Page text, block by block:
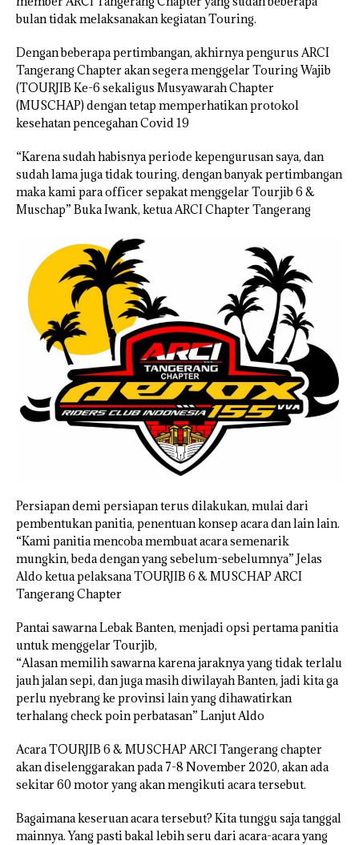
bulan tidak melaksanakan kegiatan Touring.
Dengan beberapa pertimbangan, akhirnya pengurus ARCI
Tangerang Chapter akan segera menggelar Touring Wajib
(TOURJIB Ke-6 sekaligus Musyawarah Chapter
(MUSCHAP) dengan tetap memperhatikan protokol
kesehatan pencegahan Covid 19
“Karena sudah habisnya periode kepengurusan saya, dan
sudah lama juga tidak touring, dengan banyak pertimbangan
maka kami para officer sepakat menggelar Tourjib 6 &
Muschap” Buka Iwank, ketua ARCI Chapter Tangerang
Persiapan demi persiapan terus dilakukan, mulai dari
pembentukan panitia, penentuan konsep acara dan lain lain.
“Kami panitia mencoba membuat acara semenarik
mungkin, beda dengan yang sebelum-sebelumnya” Jelas
Aldo ketua pelaksana TOURJIB 6 & MUSCHAP ARCI
Tangerang Chapter
Pantai sawarna Lebak Banten, menjadi opsi pertama panitia
untuk menggelar Tourjib,
“Alasan memilih sawarna karena jaraknya yang tidak terlalu
jauh jalan sepi, dan juga masih diwilayah Banten, jadi kita ga
perlu nyebrang ke provinsi lain yang dihawatirkan
terhalang check poin perbatasan” Lanjut Aldo
Acara TOURJIB 6 & MUSCHAP ARCI Tangerang chapter
akan diselenggarakan pada 7-8 November 2020, akan ada
sekitar 60 motor yang akan mengikuti acara tersebut.
Bagaimana keseruan acara tersebut? Kita tunggu saja tanggal
mainnya. Yang pasti bakal lebih seru dari acara-acara yang